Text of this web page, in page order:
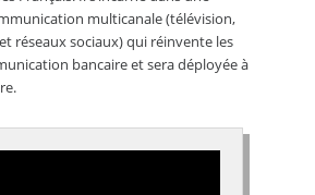
multicanale (télévision,
réseaux sociaux) qui réinvente les
bancaire et sera déployée à